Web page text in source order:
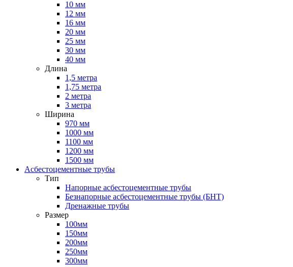
10 мм
12 мм
16 мм
20 мм
25 мм
30 мм
40 мм
Длина
1,5 метра
1,75 метра
2 метра
3 метра
Ширина
970 мм
1000 мм
1100 мм
1200 мм
1500 мм
Асбестоцементные трубы
Тип
Напорные асбестоцементные трубы
Безнапорные асбестоцементные трубы (БНТ)
Дренажные трубы
Размер
100мм
150мм
200мм
250мм
300мм